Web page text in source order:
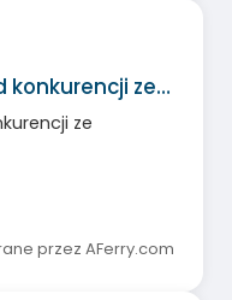
konkurencji ze…
ze
przez AFerry.com